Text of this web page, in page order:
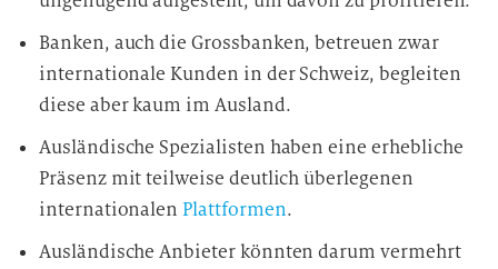
Banken, auch die Grossbanken, betreuen zwar
internationale Kunden in der Schweiz, begleiten
diese aber kaum im Ausland.
Ausländische Spezialisten haben eine erhebliche
Präsenz mit teilweise deutlich überlegenen
internationalenPlattformen.
Ausländische Anbieter könnten darum vermehrt